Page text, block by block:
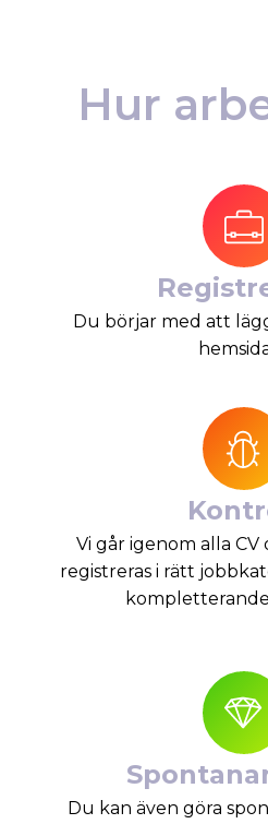
Hur
Du börjar med att
Vi går igenom alla
registreras i rätt
Du kan även göra